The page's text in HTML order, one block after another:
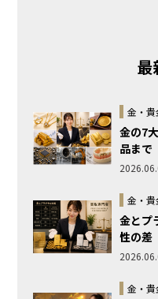
最
金・貴
金の7
品まで
金・貴
金とプ
性の差
金・貴